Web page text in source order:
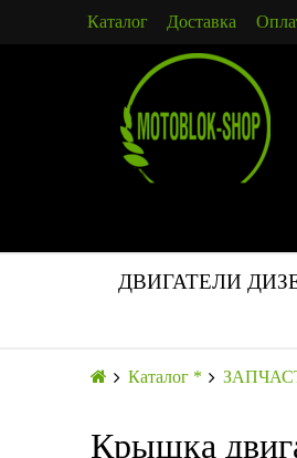
Каталог Доставка
ДВИГАТЕЛИ
Каталог *
Крышка